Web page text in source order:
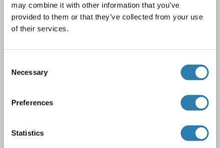
may combine it with other information that you’ve
provided to them or that they’ve collected from your use
of their services.
Selection
Necessary
Preferences
Statistics
1 image